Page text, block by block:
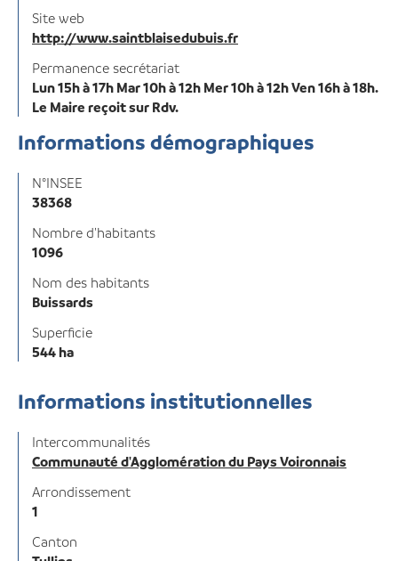
Site web
http://www.saintblaisedubuis.fr
Permanence secrétariat
Lun 15h à 17h Mar 10h à 12h Mer 10h à 12h Ven 16h à 18h.
Le Maire reçoit sur Rdv.
Informations démographiques
N°INSEE
38368
Nombre d'habitants
1096
Nom des habitants
Buissards
Superficie
544 ha
Informations institutionnelles
Intercommunalités
Communauté d'Agglomération du Pays Voironnais
Arrondissement
1
Canton